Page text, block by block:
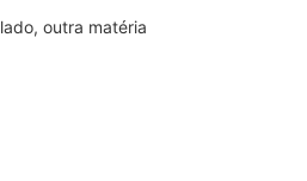
outra matéria